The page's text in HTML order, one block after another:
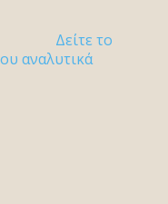
Δείτε το
αναλυτικά